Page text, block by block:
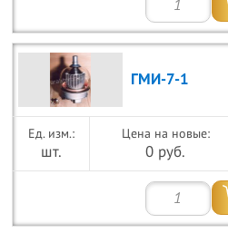
ГМИ-7-1
шт.
Цена на новые:
0 руб.